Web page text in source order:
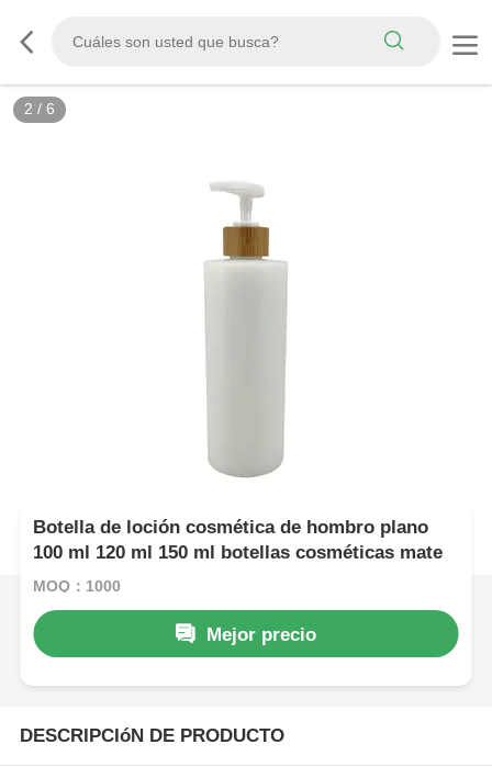
2 / 6
Botella de loción cosmética de hombro plano
100 ml 120 ml 150 ml botellas cosméticas mate
MOQ：1000
Mejor precio
DESCRIPCIóN DE PRODUCTO